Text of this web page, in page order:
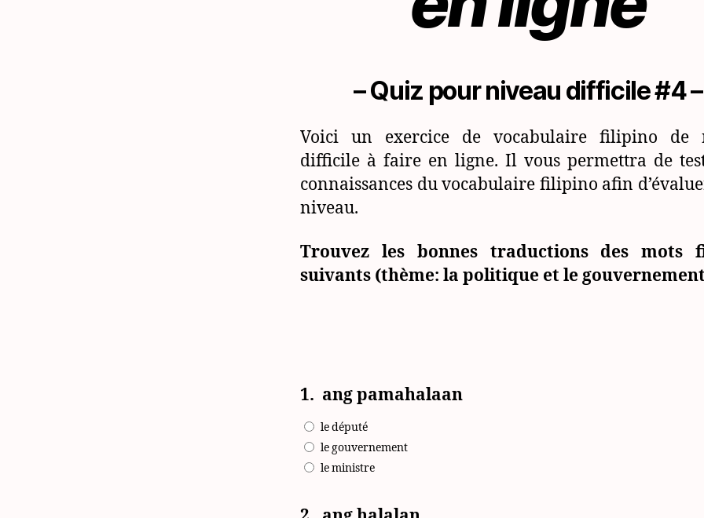
– Quiz pour niveau difficile #4 –
Voici un exercice de vocabulaire filipino de
difficile à faire en ligne. Il vous permettra de
connaissances du vocabulaire filipino afin
niveau.
Trouvez les bonnes traductions des mots
suivants (thème: la politique et le
1. ang pamahalaan
le député
le gouvernement
le ministre